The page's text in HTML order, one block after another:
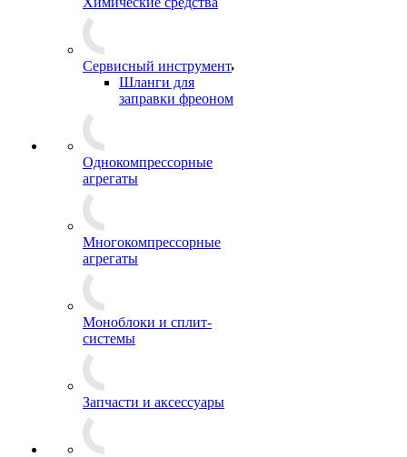
Сервисный инструмент
Шланги для
заправки фреоном
Однокомпрессорные
агрегаты
Многокомпрессорные
агрегаты
Моноблоки и сплит-
системы
Запчасти и аксессуары